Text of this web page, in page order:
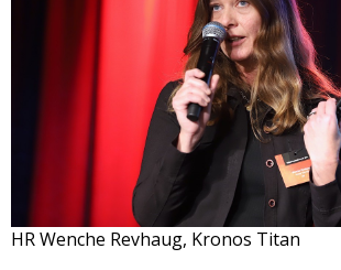
HR Wenche Revhaug, Kronos Titan